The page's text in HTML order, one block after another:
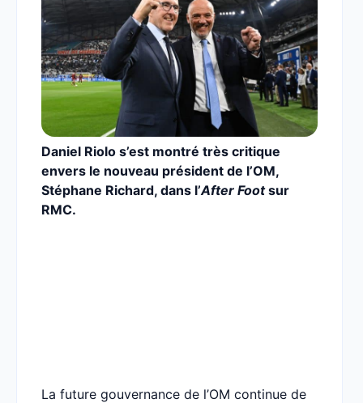
Daniel Riolo s’est montré très critique
envers le nouveau président de l’OM,
Stéphane Richard, dans l’After Footsur
RMC.
La future gouvernance de l’OM continue de